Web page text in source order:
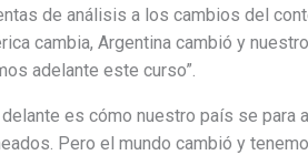
de análisis a los cambios del
cambia, Argentina cambió y
adelante este curso”.
es cómo nuestro país se para
Pero el mundo cambió y